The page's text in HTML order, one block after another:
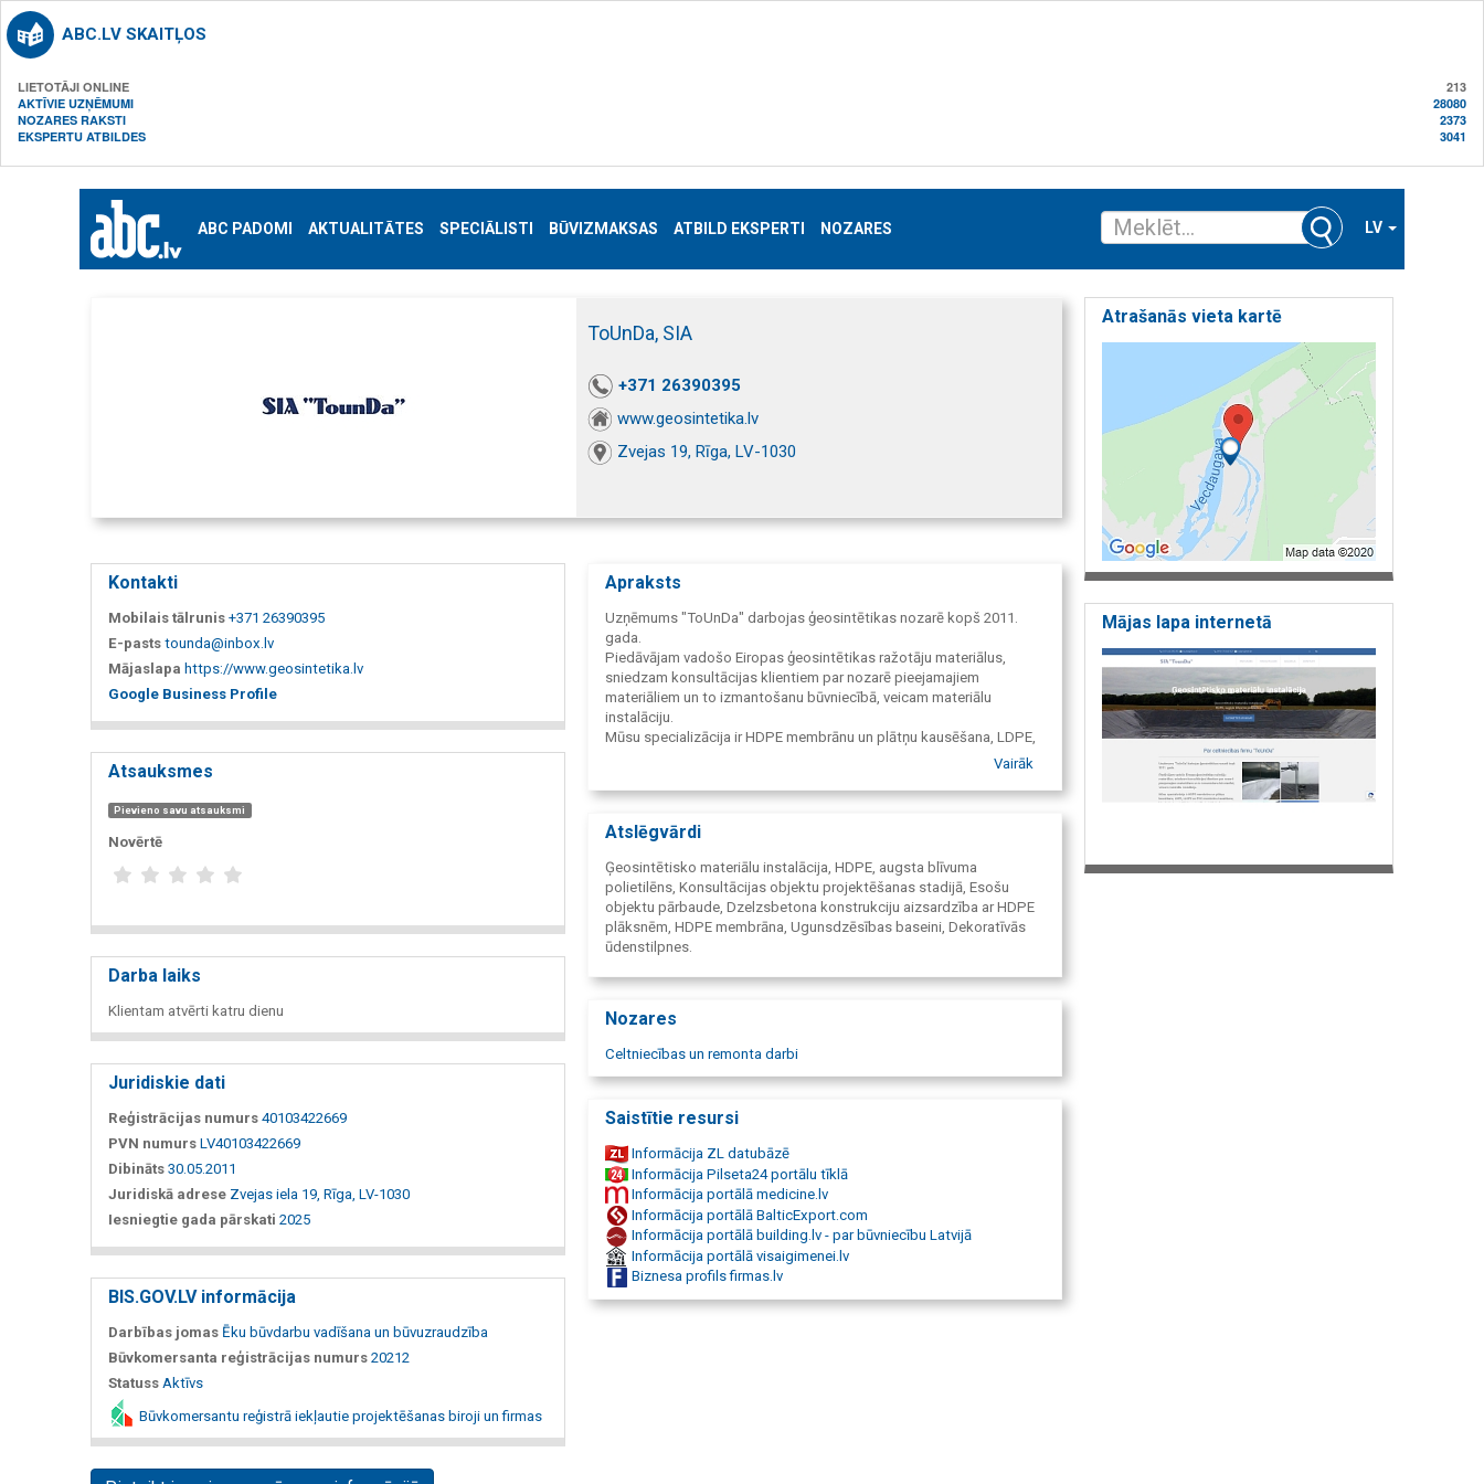
ABC.LV SKAITĻOS
LIETOTĀJI ONLINE
213
AKTĪVIE UZŅĒMUMI
28080
NOZARES RAKSTI
2373
EKSPERTU ATBILDES
3041
ABC PADOMI AKTUALITĀTES SPECIĀLISTI BŪVIZMAKSAS ATBILD EKSPERTI NOZARES LV
ToUnDa, SIA
+371 26390395
www.geosintetika.lv
Zvejas 19, Rīga, LV-1030
Kontakti
Mobilais tālrunis +371 26390395
E-pasts tounda@inbox.lv
Mājaslapa https://www.geosintetika.lv
Google Business Profile
Atsauksmes
Pievieno savu atsauksmi
Novērtē
Darba laiks
Klientam atvērti katru dienu
Juridiskie dati
Reģistrācijas numurs 40103422669
PVN numurs LV40103422669
Dibināts 30.05.2011
Juridiskā adrese Zvejas iela 19, Rīga, LV-1030
Iesniegtie gada pārskati 2025
BIS.GOV.LV informācija
Darbības jomas Ēku būvdarbu vadīšana un būvuzraudzība
Būvkomersanta reģistrācijas numurs 20212
Statuss Aktīvs
Būvkomersantu reģistrā iekļautie projektēšanas biroji un firmas
Apraksts
Uzņēmums "ToUnDa" darbojas ģeosintētikas nozarē kopš 2011.
gada.
Piedāvājam vadošo Eiropas ģeosintētikas ražotāju materiālus,
sniedzam konsultācijas klientiem par nozarē pieejamajiem
materiāliem un to izmantošanu būvniecībā, veicam materiālu
instalāciju.
Mūsu specializācija ir HDPE membrānu un plātņu kausēšana, LDPE,
LLDPE un PVC membrānu kausēšana, kā arī citu ģeosintētisko
darbību.
konsultācijas un precīza darba veikšana.
Vairāk
Atslēgvārdi
Ģeosintētisko materiālu instalācija, HDPE, augsta blīvuma
polietilēns, Konsultācijas objektu projektēšanas stadijā, Esošu
objektu pārbaude, Dzelzsbetona konstrukciju aizsardzība ar HDPE
plāksnēm, HDPE membrāna, Ugunsdzēsības baseini, Dekoratīvās
ūdenstilpnes.
Nozares
Celtniecības un remonta darbi
Saistītie resursi
Informācija ZL datubāzē
Informācija Pilseta24 portālu tīklā
Informācija portālā medicine.lv
Informācija portālā BalticExport.com
Informācija portālā building.lv - par būvniecību Latvijā
Informācija portālā visaigimenei.lv
Biznesa profils firmas.lv
Atrašanās vieta kartē
Mājas lapa internetā